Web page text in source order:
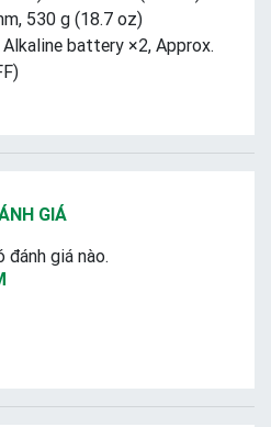
530 g (18.7 oz)
battery ×2, Approx.
GIÁ
đánh giá nào.